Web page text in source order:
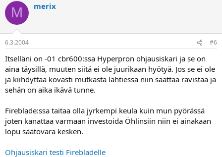
M merix
6.3.2004 #6
Itselläni on -01 cbr600:ssa Hyperpron ohjausiskari ja se on
aina täysillä, muuten siitä ei ole juurikaan hyötyä. Jos se ei ole
ja kiihdyttää kovasti mutkasta lähtiessä niin saattaa ravistaa ja
sehän on aika ikävä tunne.
Fireblade:ssa taitaa olla jyrkempi keula kuin mun pyörässä
joten kanattaa varmaan investoida Öhlinsiin niin ei ainakaan
lopu säätövara kesken.
Ohjausiskari testi Firebladelle